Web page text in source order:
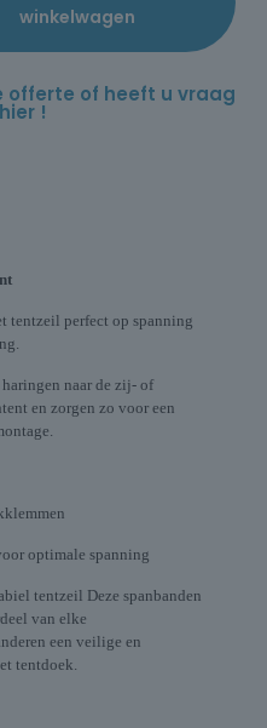
winkelwagen
offerte of heeft u vraag
!
tentzeil perfect op spanning
naar de zij- of
en zorgen zo voor een
optimale spanning
tentzeil Deze spanbanden
van elke
een veilige en
tentdoek.